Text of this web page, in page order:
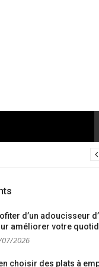
d’un adoucisseur
améliorer votre
2026
choisir des plats à